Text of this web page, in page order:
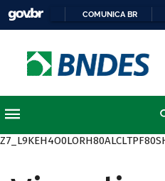
COMUNICA BR